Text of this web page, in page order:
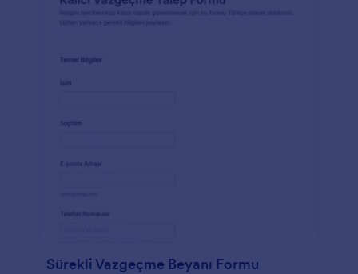
Sürekli Vazgeçme Beyanı Formu